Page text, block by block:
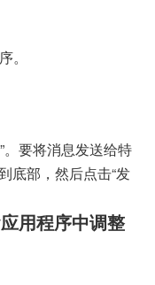
。
。要将消息发送给特
底部，然后点击“发
用程序中调整